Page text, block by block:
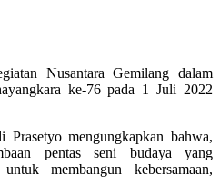
Nusantara Gemilang dalam
ke-76 pada 1 Juli 2022
mengungkapkan bahwa,
pentas seni budaya yang
membangun kebersamaan,